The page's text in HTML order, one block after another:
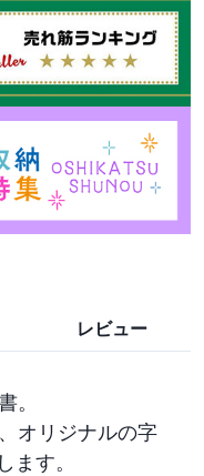
レビュー
。
オリジナルの字
ます。